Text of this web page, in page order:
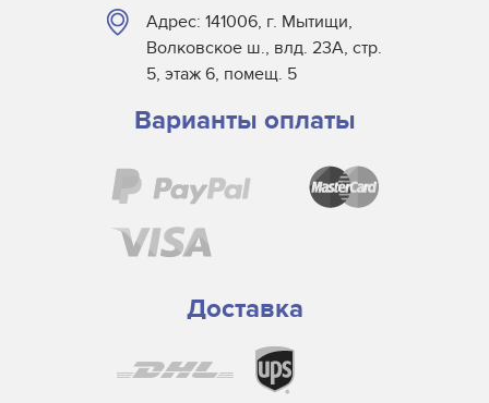
Адрес: 141006, г. Мытищи,
Волковское ш., влд. 23А, стр.
5, этаж 6, помещ. 5
Варианты оплаты
Доставка